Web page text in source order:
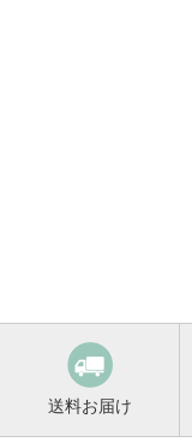
送料お届け